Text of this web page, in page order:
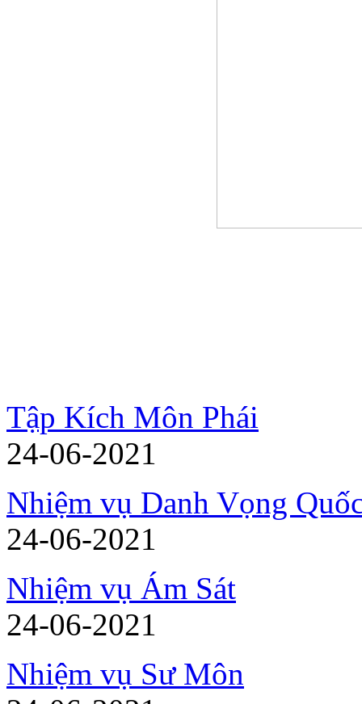
Tập Kích Môn Phái
24-06-2021
Nhiệm vụ Danh Vọng
24-06-2021
Nhiệm vụ Ám Sát
24-06-2021
Nhiệm vụ Sư Môn